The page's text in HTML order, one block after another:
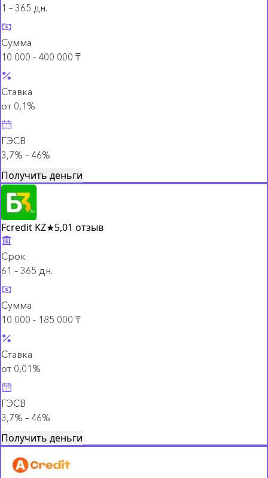
1 – 365 дн.
Сумма
10 000 - 400 000 ₸
Ставка
от 0,1%
ГЭСВ
3,7% – 46%
Получить деньги
Fcredit KZ★5,01 отзыв
Срок
61 – 365 дн.
Сумма
10 000 - 185 000 ₸
Ставка
от 0,01%
ГЭСВ
3,7% – 46%
Получить деньги